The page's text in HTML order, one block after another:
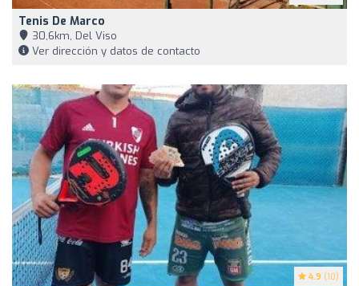
Tenis De Marco
30,6km, Del Viso
Ver dirección y datos de contacto
4.9 (10)